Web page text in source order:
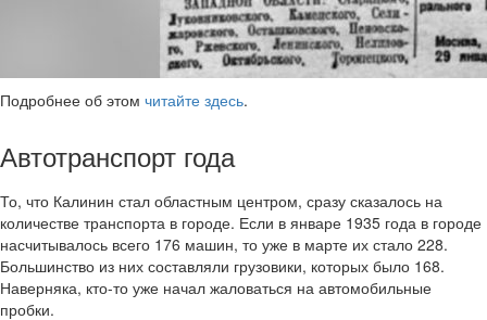
Подробнее об этом читайте здесь.
Автотранспорт года
То, что Калинин стал областным центром, сразу сказалось на
количестве транспорта в городе. Если в январе 1935 года в городе
насчитывалось всего 176 машин, то уже в марте их стало 228.
Большинство из них составляли грузовики, которых было 168.
Наверняка, кто-то уже начал жаловаться на автомобильные
пробки.